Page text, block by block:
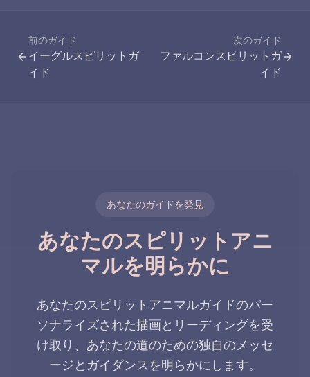
前のガイド
イーグルスピリットガ
イド
次のガイド
ファルコンスピリットガ
イド
あなたのガイドを発見
あなたのスピリットアニ
マルを明らかに
あなたのスピリットアニマルガイドのパー
ソナライズされた描画とリーディングを受
け取り、あなたの道のための独自のメッセ
ージとガイダンスを明らかにします。